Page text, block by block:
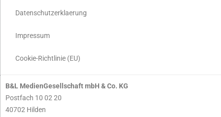
Datenschutzerklaerung
Impressum
Cookie-Richtlinie (EU)
B&L MedienGesellschaft mbH & Co. KG
Postfach 10 02 20
40702 Hilden